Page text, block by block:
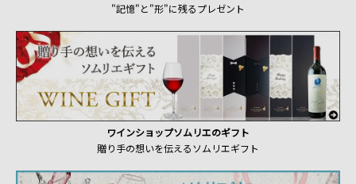
"記憶"と"形"に残るプレゼント
ワインショップソムリエのギフト
贈り手の想いを伝えるソムリエギフト